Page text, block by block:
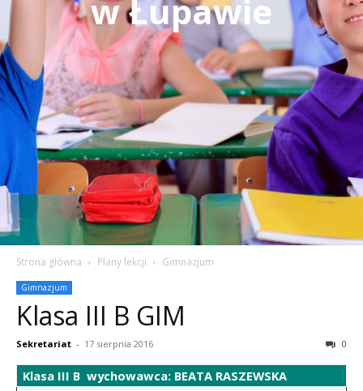
w Łupawie
Strona główna Plany lekcji Gimnazjum
Gimnazjum
Klasa III B GIM
Sekretariat - 17 sierpnia 2016 0
Klasa III B wychowawca: BEATA RASZEWSKA